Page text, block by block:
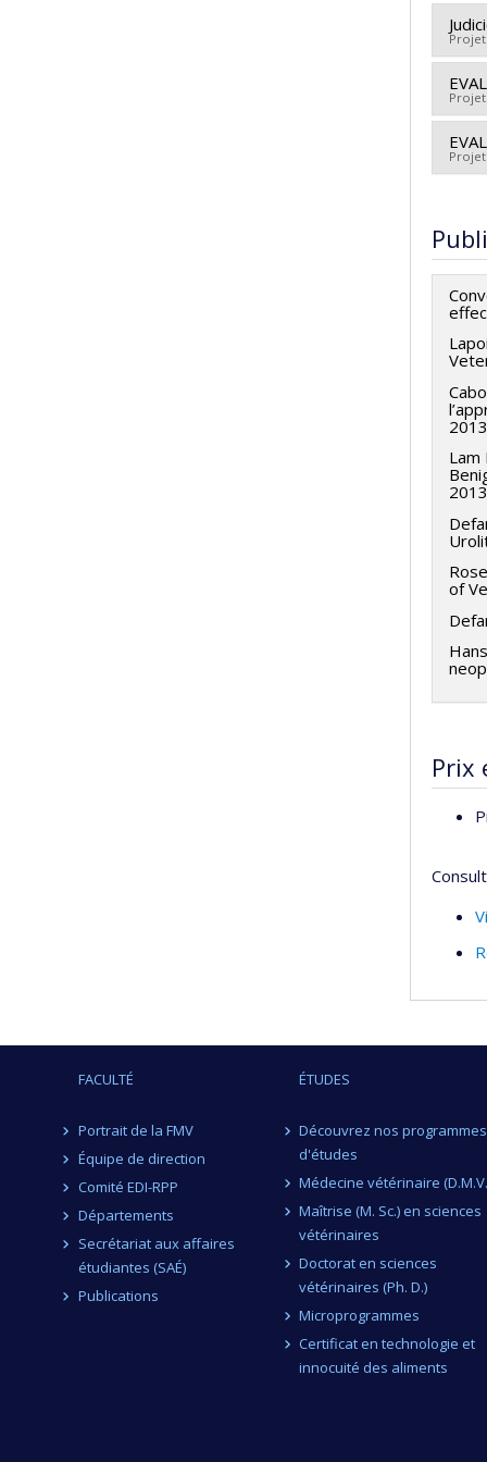
Projet
Projet
Projet
Co-
Lam
of
Prix
FACULTÉ
Portrait de la FMV
Équipe de direction
Comité EDI-RPP
Départements
Secrétariat aux affaires
étudiantes (SAÉ)
Publications
ÉTUDES
Découvrez nos programmes
d'études
Médecine vétérinaire
Maîtrise (M. Sc.) en sciences
vétérinaires
Doctorat en sciences
vétérinaires (Ph. D.)
Microprogrammes
Certificat en technologie et
innocuité des aliments